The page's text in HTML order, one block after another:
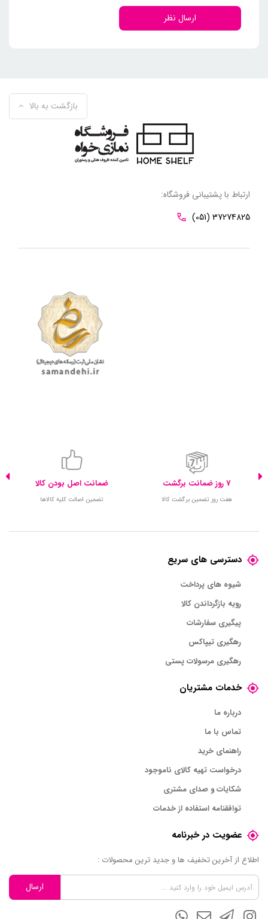
ارسال نظر
بازگشت به بالا
ارتباط با پشتیبانی فروشگاه:
(051) 37274825
7 روز ضمانت برگشت
هفت روز تضمین برگشت کالا
ضمانت اصل بودن کالا
تضمین اصالت کلیه کالاها
دسترسی های سریع
شیوه های پرداخت
رویه بازگرداندن کالا
پیگیری سفارشات
رهگیری تیپاکس
رهگیری مرسولات پستی
خدمات مشتریان
درباره ما
تماس با ما
راهنمای خرید
درخواست تهیه کالای ناموجود
شکایات و صدای مشتری
توافقنامه استفاده از خدمات
عضویت در خبرنامه
اطلاع از آخرین تخفیف ها و جدید ترین محصولات :
ارسال